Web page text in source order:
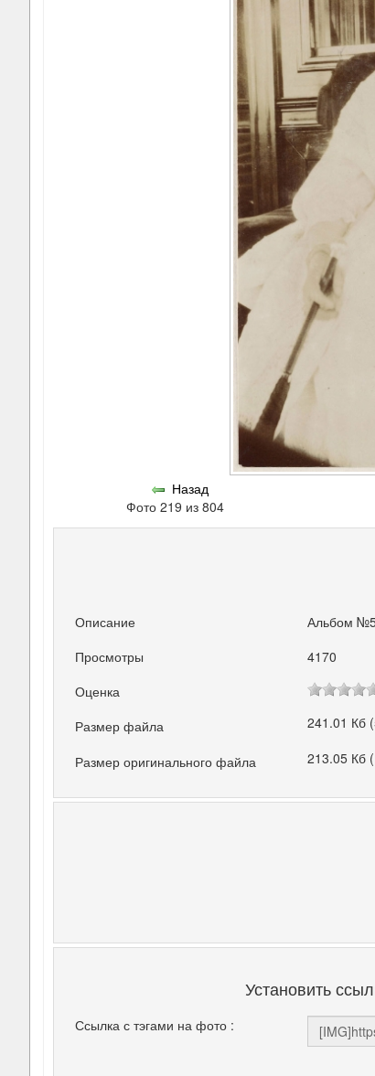
Назад
Фото 219 из 804
Описание
Альбом
Просмотры
4170
Оценка
Размер файла
241.01 Кб
Размер оригинального файла 213.05 Кб
Установить
Ссылка с тэгами на фото :